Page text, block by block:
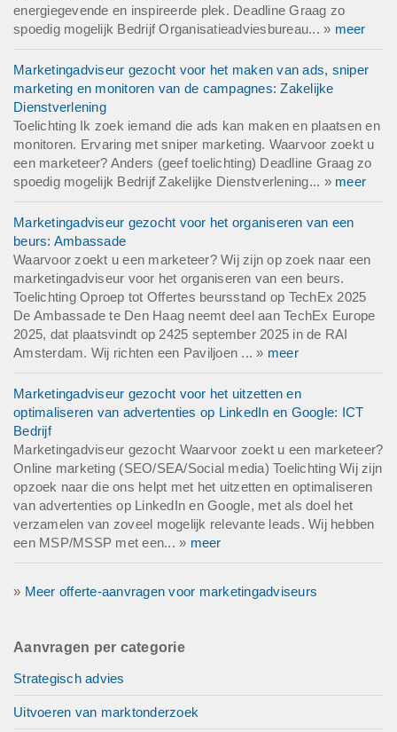
energiegevende en inspireerde plek. Deadline Graag zo
spoedig mogelijk Bedrijf Organisatieadviesbureau... » meer
Marketingadviseur gezocht voor het maken van ads, sniper
marketing en monitoren van de campagnes: Zakelijke
Dienstverlening
Toelichting Ik zoek iemand die ads kan maken en plaatsen en
monitoren. Ervaring met sniper marketing. Waarvoor zoekt u
een marketeer? Anders (geef toelichting) Deadline Graag zo
spoedig mogelijk Bedrijf Zakelijke Dienstverlening... » meer
Marketingadviseur gezocht voor het organiseren van een
beurs: Ambassade
Waarvoor zoekt u een marketeer? Wij zijn op zoek naar een
marketingadviseur voor het organiseren van een beurs.
Toelichting Oproep tot Offertes beursstand op TechEx 2025
De Ambassade te Den Haag neemt deel aan TechEx Europe
2025, dat plaatsvindt op 2425 september 2025 in de RAI
Amsterdam. Wij richten een Paviljoen ... » meer
Marketingadviseur gezocht voor het uitzetten en
optimaliseren van advertenties op LinkedIn en Google: ICT
Bedrijf
Marketingadviseur gezocht Waarvoor zoekt u een marketeer?
Online marketing (SEO/SEA/Social media) Toelichting Wij zijn
opzoek naar die ons helpt met het uitzetten en optimaliseren
van advertenties op LinkedIn en Google, met als doel het
verzamelen van zoveel mogelijk relevante leads. Wij hebben
een MSP/MSSP met een... » meer
» Meer offerte-aanvragen voor marketingadviseurs
Aanvragen per categorie
Strategisch advies
Uitvoeren van marktonderzoek